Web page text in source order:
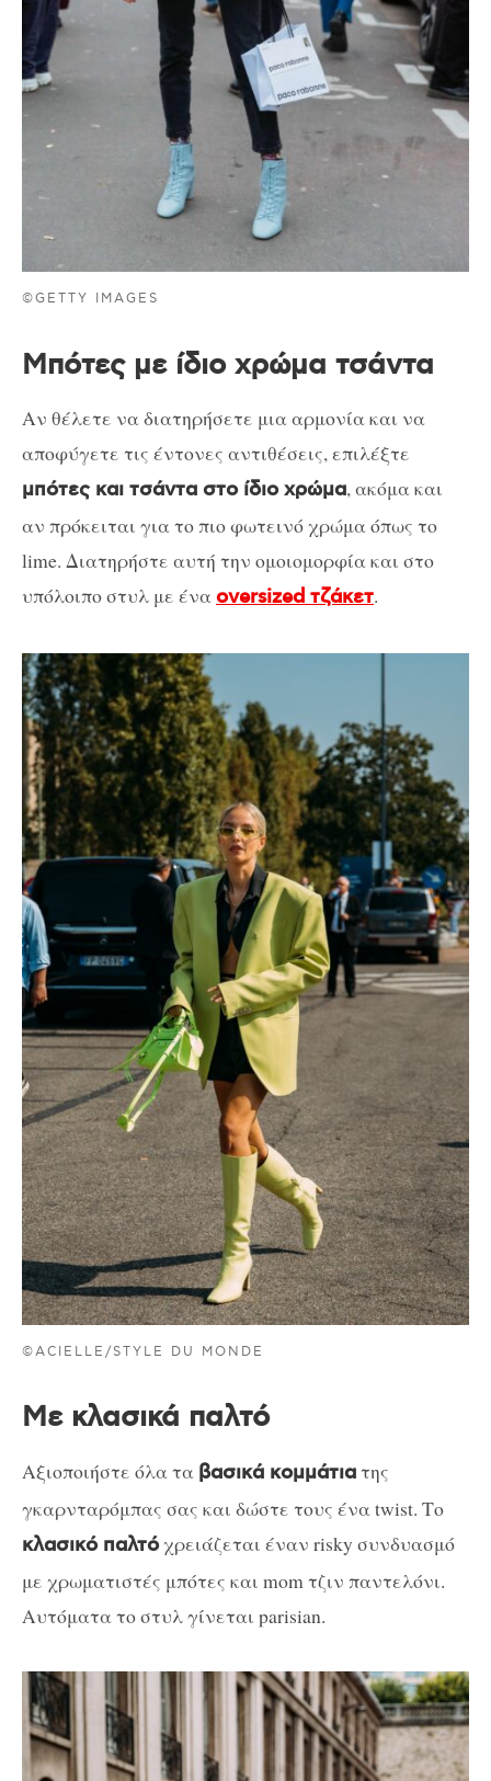
©GETTY IMAGES
Μπότες με ίδιο χρώμα τσάντα
Αν θέλετε να διατηρήσετε μια αρμονία και να
αποφύγετε τις έντονες αντιθέσεις, επιλέξτε
μπότες και τσάντα στο ίδιο χρώμα, ακόμα και
αν πρόκειται για το πιο φωτεινό χρώμα όπως το
lime. Διατηρήστε αυτή την ομοιομορφία και στο
υπόλοιπο στυλ με έναoversized τζάκετ.
©ACIELLE/STYLE DU MONDE
Με κλασικά παλτό
Αξιοποιήστε όλα τα βασικά κομμάτιατης
γκαρνταρόμπας σας και δώστε τους ένα twist. Το
κλασικό παλτόχρειάζεται έναν risky συνδυασμό
με χρωματιστές μπότες και mom τζιν παντελόνι.
Αυτόματα το στυλ γίνεται parisian.